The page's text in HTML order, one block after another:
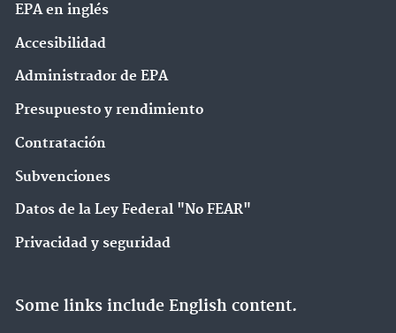
EPA en ingl‌és
Accesibilidad
Administrador de EPA
Presupuesto y rendimiento
Contratación
Subvenciones
Datos de la Ley Federal "No FEAR"
Privacidad y seguridad
Some links include English content.